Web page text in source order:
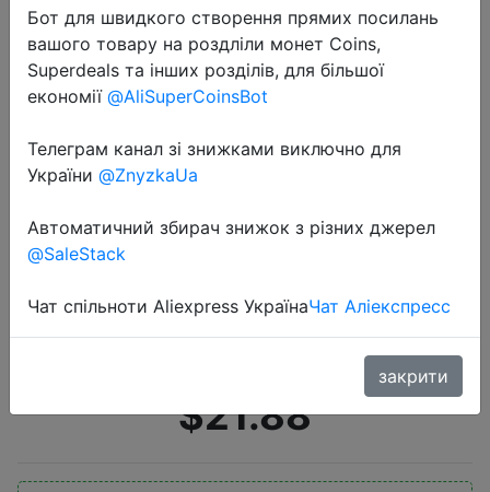
2020-07-19
теплые куртки с подогревом USB
Смарт Термостат чистый цвет с
капюшоном одежда с подогревом
водонепроницаемые теплы…
$21.88
Бот для швидкого створення прямих посилань
вашого товару на роздліли монет Coins,
Superdeals та інших розділів, для більшої
економії @AliSuperCoinsBot
Телеграм канал зі знижками виключно для
України @ZnyzkaUa
Автоматичний збирач знижок з різних джерел
@SaleStack
Чат спільноти Aliexpress УкраїнаЧат Аліекспресс
закрити